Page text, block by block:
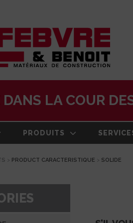
LA COUR
PRODUITS
MATÉRIAUX DE
LIVRAISON
> PRODUCT CARACTERISTIQUE > SOLIDE